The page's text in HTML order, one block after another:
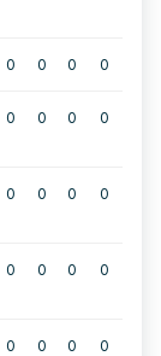
0 0 0 0
0 0 0 0
0 0 0 0
0 0 0 0
0 0 0 0